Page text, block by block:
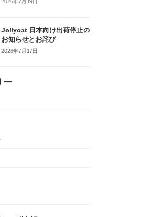
2026年7月19日
Jellycat 日本向け出荷停止の
お知らせとお詫び
2026年7月17日
ー